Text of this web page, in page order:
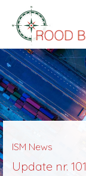
ISM News
Update nr. 101